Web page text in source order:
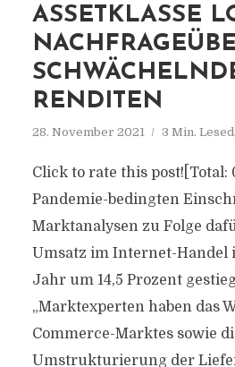
ASSETKLASSE
RENDITEN
28. November 2021 3 Min.
Click to rate this post![Total:
Pandemie-bedingten
Marktanalysen zu Folge
Umsatz im Internet-Handel
Jahr um 14,5 Prozent
„Marktexperten haben das
Commerce-Marktes sowie
Umstrukturierung der